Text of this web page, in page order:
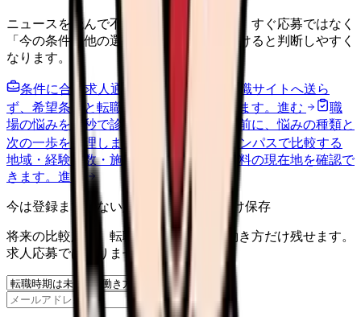
ニュースを読んで不安が強くなった時は、すぐ応募ではなく
「今の条件・他の選択肢・相談先」を分けると判断しやすく
なります。
条件に合う求人通知を受け取る
外部転職サイトへ送ら
ず、希望条件と転職時期を自社で預かります。 進む
職
場の悩みを30秒で診断
辞めるべきか迷う前に、悩みの種類と
次の一歩を整理します。
進む
給料コンパスで比較する
地域・経験年数・施設形態から、今の給料の現在地を確認で
きます。 進む
今は登録までしない人向け: 希望条件だけ保存
将来の比較用に、転職時期と気になる働き方だけ残せます。
求人応募ではありません。
保存